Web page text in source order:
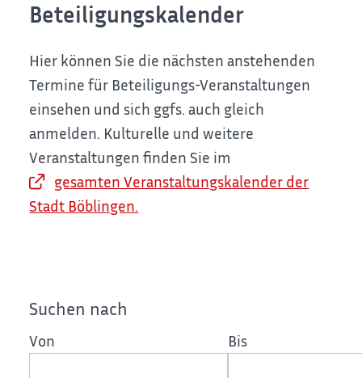
Beteiligungskalender
Hier können Sie die nächsten anstehenden
Termine für Beteiligungs-Veranstaltungen
einsehen und sich ggfs. auch gleich
anmelden. Kulturelle und weitere
Veranstaltungen finden Sie im
gesamten Veranstaltungskalender der
Stadt Böblingen.
Suchen nach
Von Bis